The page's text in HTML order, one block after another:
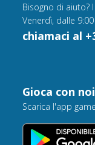
Bisogno di aiuto?
Venerdì, dalle
chiamaci al
Gioca con noi
Scarica l'app